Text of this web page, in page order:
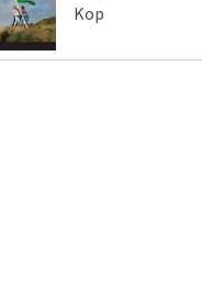
Kop